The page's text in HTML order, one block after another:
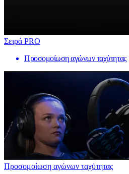
Σειρά PRO
Προσομοίωση αγώνων ταχύτητας
Προσομοίωση αγώνων ταχύτητας